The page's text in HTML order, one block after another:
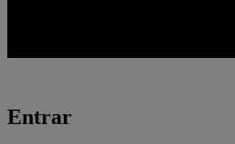
Entrar